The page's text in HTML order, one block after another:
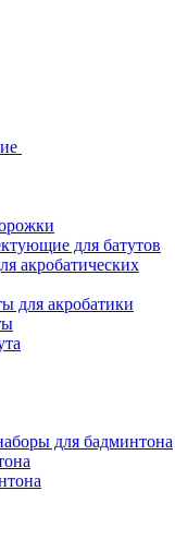
для батутов
акробатических
для акробатики
для бадминтона